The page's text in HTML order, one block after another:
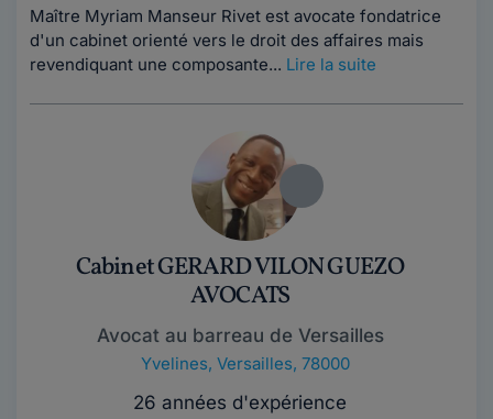
Maître Myriam Manseur Rivet est avocate fondatrice
d'un cabinet orienté vers le droit des affaires mais
revendiquant une composante... Lire la suite
Cabinet GERARD VILON GUEZO
AVOCATS
Avocat au barreau de Versailles
Yvelines, Versailles, 78000
26 années d'expérience